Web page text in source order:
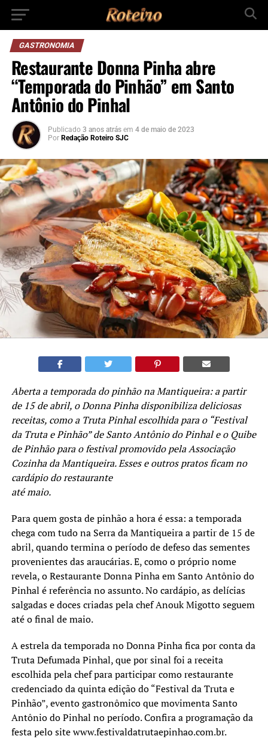
GASTRONOMIA
Restaurante Donna Pinha abre
“Temporada do Pinhão” em Santo
Antônio do Pinhal
Publicado 3 anos atrás em 4 de maio de 2023
Por Redação Roteiro SJC
Aberta a temporada do pinhão na Mantiqueira: a partir
de 15 de abril, o Donna Pinha disponibiliza deliciosas
receitas, como a Truta Pinhal escolhida para o “Festival
da Truta e Pinhão” de Santo Antônio do Pinhal e o Quibe
de Pinhão para o festival promovido pela Associação
Cozinha da Mantiqueira. Esses e outros pratos ficam no
cardápio do restaurante
até maio.
Para quem gosta de pinhão a hora é essa: a temporada
chega com tudo na Serra da Mantiqueira a partir de 15 de
abril, quando termina o período de defeso das sementes
provenientes das araucárias. E, como o próprio nome
revela, o Restaurante Donna Pinha em Santo Antônio do
Pinhal é referência no assunto. No cardápio, as delícias
salgadas e doces criadas pela chef Anouk Migotto seguem
até o final de maio.
A estrela da temporada no Donna Pinha fica por conta da
Truta Defumada Pinhal, que por sinal foi a receita
escolhida pela chef para participar como restaurante
credenciado da quinta edição do “Festival da Truta e
Pinhão”, evento gastronômico que movimenta Santo
Antônio do Pinhal no período. Confira a programação da
festa pelo site www.festivaldatrutaepinhao.com.br.